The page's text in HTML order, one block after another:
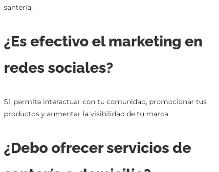
santería.
¿Es efectivo el marketing en
redes sociales?
Sí, permite interactuar con tu comunidad, promocionar tus
productos y aumentar la visibilidad de tu marca.
¿Debo ofrecer servicios de